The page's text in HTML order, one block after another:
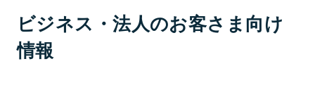
ビジネス・法人のお客さま向け
情報